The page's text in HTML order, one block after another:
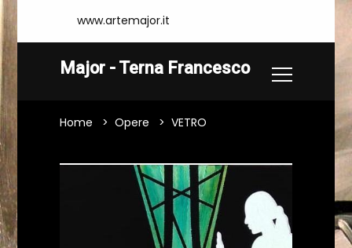
www.artemajor.it
Major - Terna Francesco
Home Opere VETRO